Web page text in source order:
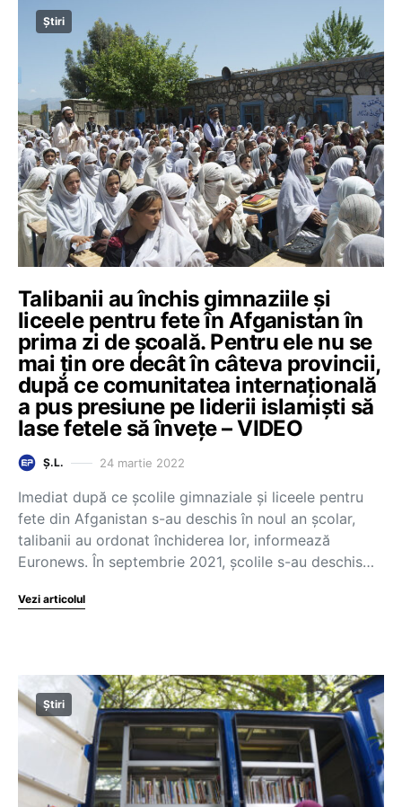
Știri
Talibanii au închis gimnaziile și
liceele pentru fete în Afganistan în
prima zi de școală. Pentru ele nu se
mai țin ore decât în câteva provincii,
după ce comunitatea internațională
a pus presiune pe liderii islamiști să
lase fetele să învețe – VIDEO
Ș.L. 24 martie 2022
Imediat după ce școlile gimnaziale și liceele pentru
fete din Afganistan s-au deschis în noul an școlar,
talibanii au ordonat închiderea lor, informează
Euronews. În septembrie 2021, școlile s-au deschis…
Vezi articolul
Știri